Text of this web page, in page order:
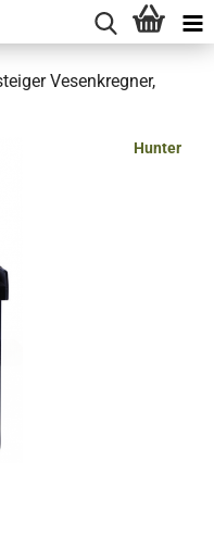
Vesenkregner,
Hunter